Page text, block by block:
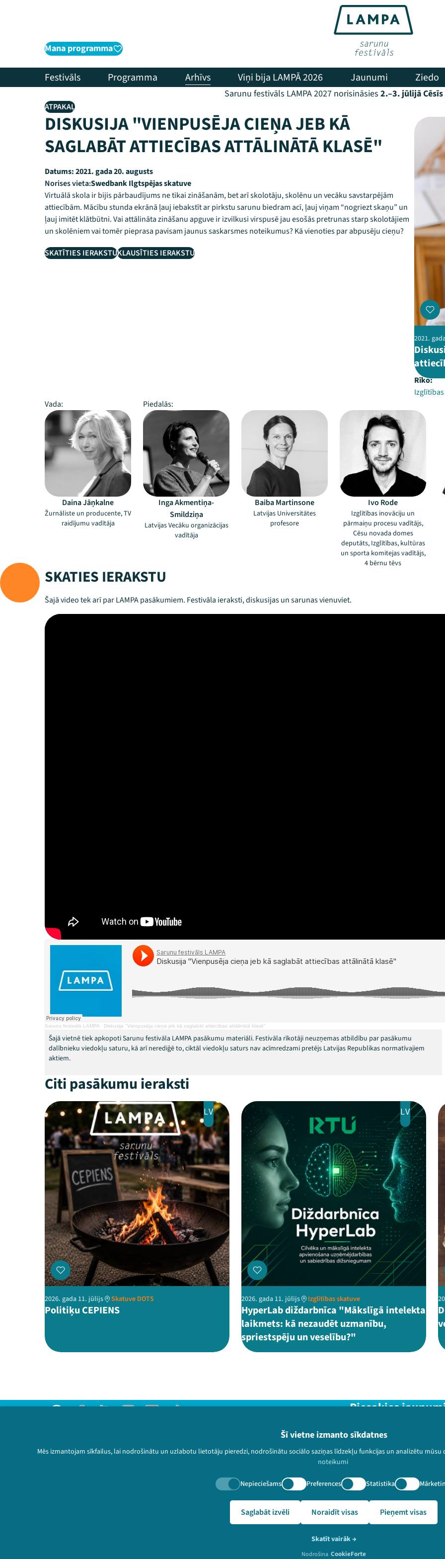
Šī vietne izmanto sīkdatnes
Mēs izmantojam sīkfailus, lai nodrošinātu un uzlabotu lietotāju pieredzi, nodrošinātu sociālo saziņas līdzekļu funkcijas un analizētu
noteikumi
Nepieciešams Preferences Statistika
Saglabāt izvēli Noraidīt visas Pieņemt visas
Skatīt vairāk→
Nodrošina CookieForte
Mana programma
Festivāls Programma Arhīvs Viņi bija LAMPĀ 2026 Jaunumi Ziedo
Sarunu festivāls LAMPA 2027 norisināsies 2.–3. jūlijā Cēsīs
ATPAKAĻ
DISKUSIJA "VIENPUSĒJA CIEŅA JEB KĀ
SAGLABĀT ATTIECĪBAS ATTĀLINĀTĀ KLASĒ"
Datums:2021. gada 20. augusts
Norises vieta:Swedbank Ilgtspējas skatuve
Virtuālā skola ir bijis pārbaudījums ne tikai zināšanām, bet arī skolotāju, skolēnu un vecāku savstarpējām
attiecībām. Mācību stunda ekrānā ļauj iebakstīt ar pirkstu sarunu biedram acī, ļauj viņam “nogriezt skaņu” un
ļauj imitēt klātbūtni. Vai attālināta zināšanu apguve ir izvilkusi virspusē jau esošās pretrunas starp skolotājiem
un skolēniem vai tomēr pieprasa pavisam jaunus saskarsmes noteikumus? Kā vienoties par abpusēju cieņu?
SKATĪTIES IERAKSTUKLAUSĪTIES IERAKSTU
2021.
Rīko:
Vada:
Piedalās:
Daina Jāņkalne
Žurnāliste un producente, TV
raidījumu vadītāja
Inga Akmentiņa-
Smildziņa
Latvijas Vecāku organizācijas
vadītāja
Baiba Martinsone
Latvijas Universitātes
profesore
Ivo Rode
Izglītības inovāciju un
pārmaiņu procesu vadītājs,
Cēsu novada domes
deputāts, Izglītības, kultūras
un sporta komitejas vadītājs,
4 bērnu tēvs
SKATIES IERAKSTU
Šajā video tek arī par LAMPA pasākumiem. Festivāla ieraksti, diskusijas un sarunas vienuviet.
Sarunu festivāls LAMPA · Diskusija "Vienpusēja cieņa jeb kā saglabāt attiecības attālinātā klasē"
Šajā vietnē tiek apkopoti Sarunu festivāla LAMPA pasākumu materiāli. Festivāla rīkotāji neuzņemas atbildību par pasākumu
dalībnieku viedokļu saturu, kā arī nerediģē to, ciktāl viedokļu saturs nav acīmredzami pretējs Latvijas Republikas normatīvajiem
aktiem.
Citi pasākumu ieraksti
LV
2026. gada 11. jūlijs Skatuve DOTS
Politiķu CEPIENS
LV
2026. gada 11. jūlijs Izglītības skatuve
HyperLab diždarbnīca "Mākslīgā intelekta
laikmets: kā nezaudēt uzmanību,
spriestspēju un veselību?"
Privātuma politika
Lietošanas noteikumi un sīkdatņu politika
© 2026 Sarunu festivāls LAMPA Visas tiesības paturētas.
Piesakies
Nepalaid garām aktuālāko
🔗 https://festivalslampa.lv/lv/video-arhivs/1697